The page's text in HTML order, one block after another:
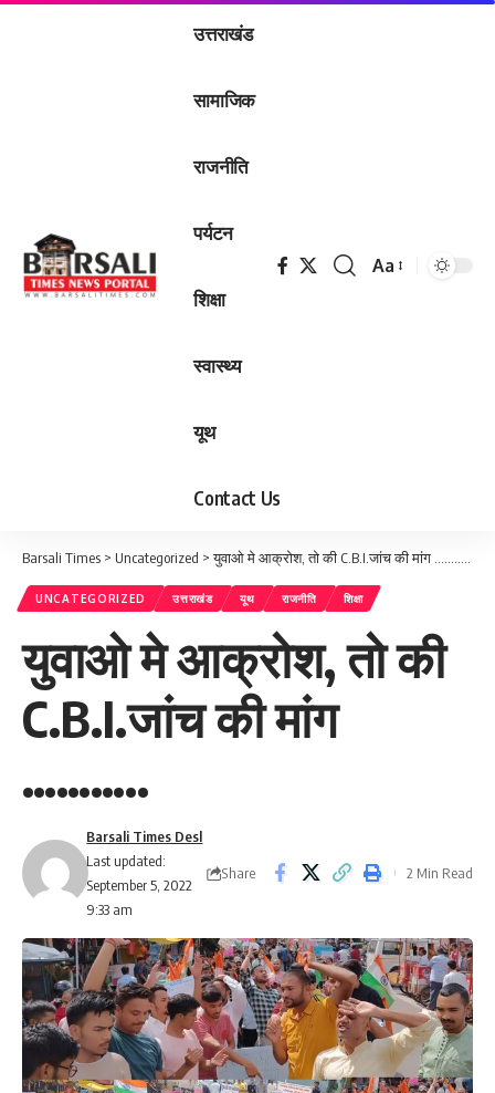
उत्तराखंड
सामाजिक
राजनीति
पर्यटन
शिक्षा
स्वास्थ्य
यूथ
Contact Us
Font
Aa
Barsali Times > Uncategorized >युवाओ मे आक्रोश, तो की C.B.I.जांच की मांग ………..
UNCATEGORIZED उत्तराखंड यूथ राजनीति शिक्षा
युवाओ मे आक्रोश, तो की
C.B.I.जांच की मांग
………..
Last updated:
September 5, 2022
9:33 am
Barsali Times Desl
Share 2 Min Read